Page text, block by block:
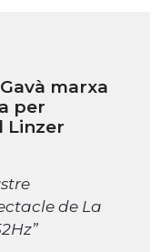
marxa
per
Linzer
de La